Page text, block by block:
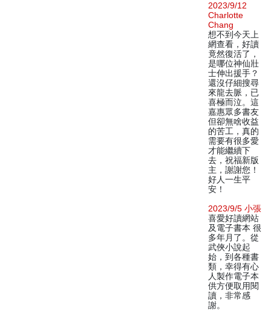
2023/9/12
Charlotte
Chang
想不到今天上
網查看，好讀
竟然復活了，
是哪位神仙壯
士伸出援手？
還沒仔細搜尋
來龍去脈，已
喜極而泣。這
嘉惠眾多書友
但卻無啥收益
的苦工，真的
需要有很多愛
才能繼續下
去，祝福新版
主，謝謝您！
好人一生平
安！
2023/9/5 小張
喜愛好讀網站
及電子書本 很
多年月了。從
武俠小說起
始，到各種書
類，幸得有心
人製作電子本
供方便取用閱
讀，非常感
謝。